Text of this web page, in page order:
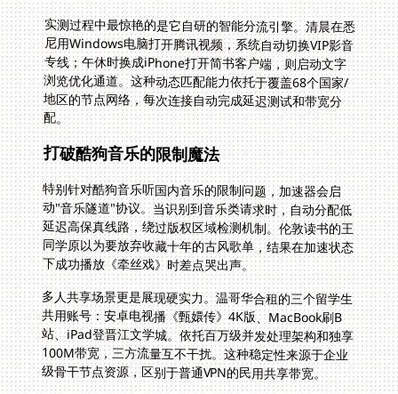
实测过程中最惊艳的是它自研的智能分流引擎。清晨在悉
尼用Windows电脑打开腾讯视频，系统自动切换VIP影音
专线；午休时换成iPhone打开简书客户端，则启动文字
浏览优化通道。这种动态匹配能力依托于覆盖68个国家/
地区的节点网络，每次连接自动完成延迟测试和带宽分
配。
打破酷狗音乐的限制魔法
特别针对酷狗音乐听国内音乐的限制问题，加速器会启
动"音乐隧道"协议。当识别到音乐类请求时，自动分配低
延迟高保真线路，绕过版权区域检测机制。伦敦读书的王
同学原以为要放弃收藏十年的古风歌单，结果在加速状态
下成功播放《牵丝戏》时差点哭出声。
多人共享场景更是展现硬实力。温哥华合租的三个留学生
共用账号：安卓电视播《甄嬛传》4K版、MacBook刷B
站、iPad登晋江文学城。依托百万级并发处理架构和独享
100M带宽，三方流量互不干扰。这种稳定性来源于企业
级骨干节点资源，区别于普通VPN的民用共享带宽。